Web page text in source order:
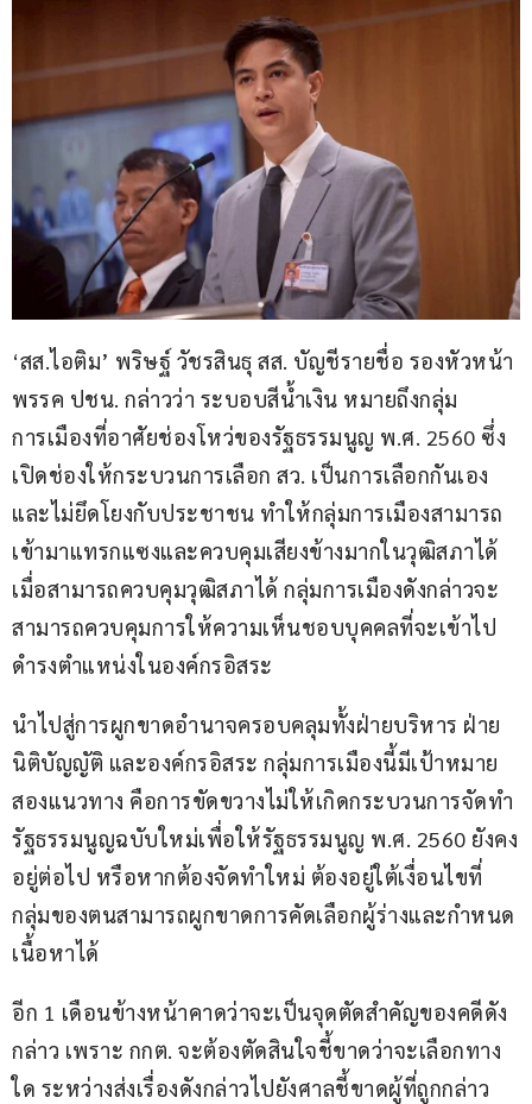
‘สส.ไอติม’ พริษฐ์ วัชรสินธุ สส. บัญชีรายชื่อ รองหัวหน้า
พรรค ปชน. กล่าวว่า ระบอบสีน้ำเงิน หมายถึงกลุ่ม
การเมืองที่อาศัยช่องโหว่ของรัฐธรรมนูญ พ.ศ. 2560 ซึ่ง
เปิดช่องให้กระบวนการเลือก สว. เป็นการเลือกกันเอง
และไม่ยึดโยงกับประชาชน ทำให้กลุ่มการเมืองสามารถ
เข้ามาแทรกแซงและควบคุมเสียงข้างมากในวุฒิสภาได้
เมื่อสามารถควบคุมวุฒิสภาได้ กลุ่มการเมืองดังกล่าวจะ
สามารถควบคุมการให้ความเห็นชอบบุคคลที่จะเข้าไป
ดำรงตำแหน่งในองค์กรอิสระ
นำไปสู่การผูกขาดอำนาจครอบคลุมทั้งฝ่ายบริหาร ฝ่าย
นิติบัญญัติ และองค์กรอิสระ กลุ่มการเมืองนี้มีเป้าหมาย
สองแนวทาง คือการขัดขวางไม่ให้เกิดกระบวนการจัดทำ
รัฐธรรมนูญฉบับใหม่เพื่อให้รัฐธรรมนูญ พ.ศ. 2560 ยังคง
อยู่ต่อไป หรือหากต้องจัดทำใหม่ ต้องอยู่ใต้เงื่อนไขที่
กลุ่มของตนสามารถผูกขาดการคัดเลือกผู้ร่างและกำหนด
เนื้อหาได้
อีก 1 เดือนข้างหน้าคาดว่าจะเป็นจุดตัดสำคัญของคดีดัง
กล่าว เพราะ กกต. จะต้องตัดสินใจชี้ขาดว่าจะเลือกทาง
ใด ระหว่างส่งเรื่องดังกล่าวไปยังศาลชี้ขาดผู้ที่ถูกกล่าว